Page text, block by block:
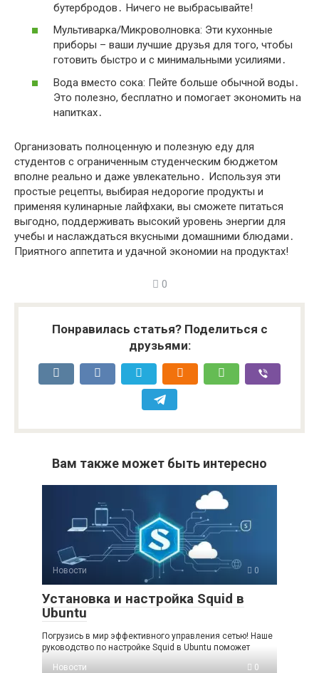
бутербродов․ Ничего не выбрасывайте!
Мультиварка/Микроволновка: Эти кухонные
приборы – ваши лучшие друзья для того, чтобы
готовить быстро и с минимальными усилиями․
Вода вместо сока: Пейте больше обычной воды․
Это полезно, бесплатно и помогает экономить на
напитках․
Организовать полноценную и полезную еду для
студентов с ограниченным студенческим бюджетом
вполне реально и даже увлекательно․ Используя эти
простые рецепты, выбирая недорогие продукты и
применяя кулинарные лайфхаки, вы сможете питаться
выгодно, поддерживать высокий уровень энергии для
учебы и наслаждаться вкусными домашними блюдами․
Приятного аппетита и удачной экономии на продуктах!
0
Понравилась статья? Поделиться с
друзьями:
Вам также может быть интересно
Новости 0
Установка и настройка Squid в
Ubuntu
Погрузись в мир эффективного управления сетью! Наше
руководство по настройке Squid в Ubuntu поможет
Новости
0